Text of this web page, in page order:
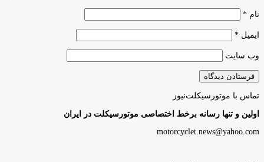
نام *
ایمیل *
وب‌ سایت
تماس با موتورسیکلت‌نیوز
اولین و تنها رسانه برخط اختصاصی موتورسیکلت در ایران
motorcyclet.news@yahoo.com